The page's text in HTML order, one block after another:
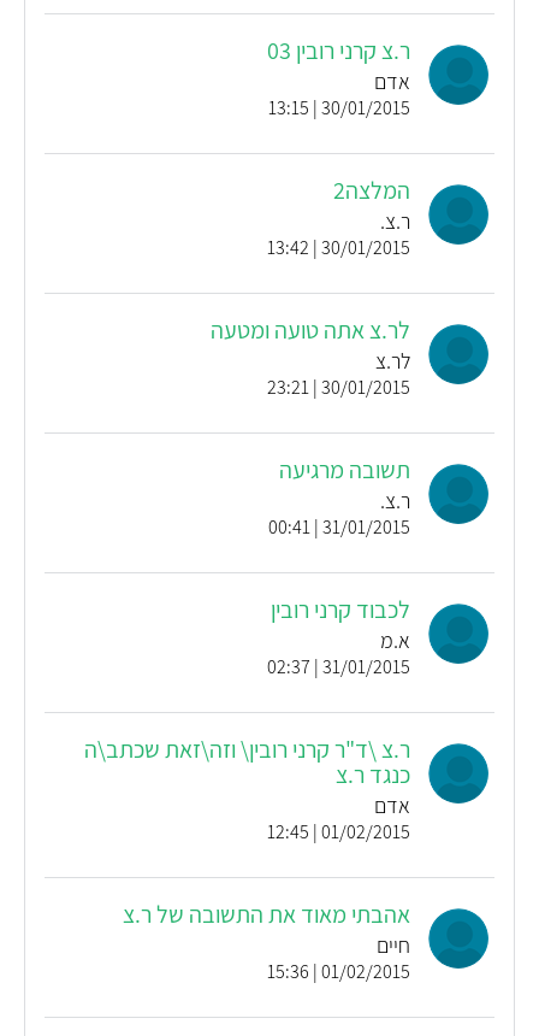
ר.צ קרני רובין 03
אדם
30/01/2015 | 13:15
המלצה2
ר.צ.
30/01/2015 | 13:42
לר.צ אתה טועה ומטעה
לר.צ
30/01/2015 | 23:21
תשובה מרגיעה
ר.צ.
31/01/2015 | 00:41
לכבוד קרני רובין
א.מ
31/01/2015 | 02:37
ר.צ \ד"ר קרני רובין\ וזה\זאת שכתב\ה
כנגד ר.צ
אדם
01/02/2015 | 12:45
אהבתי מאוד את התשובה של ר.צ
חיים
01/02/2015 | 15:36